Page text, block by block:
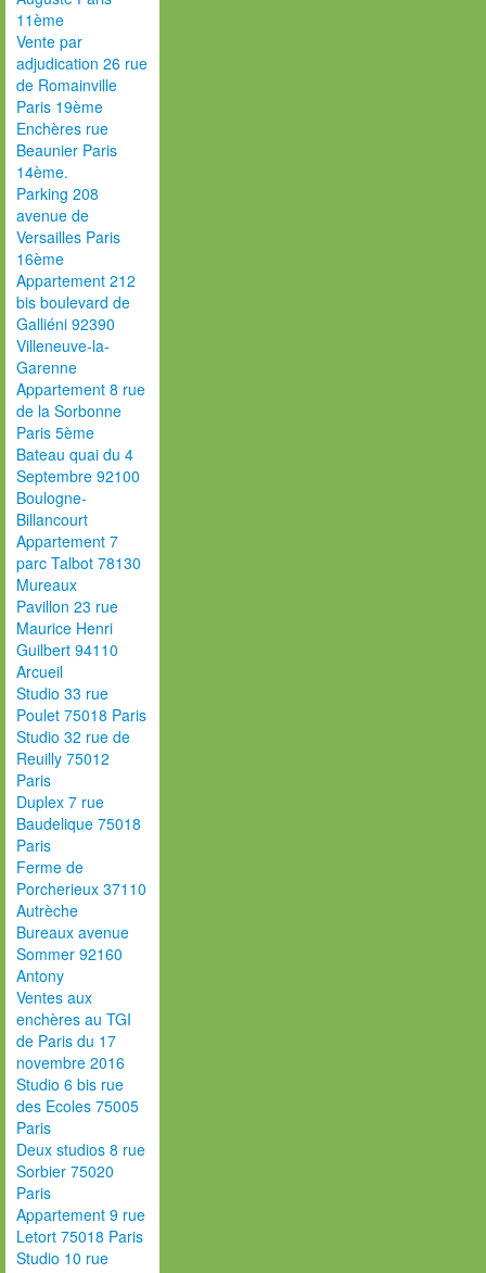
11ème
Vente par
adjudication 26 rue
de Romainville
Paris 19ème
Enchères rue
Beaunier Paris
14ème.
Parking 208
avenue de
Versailles Paris
16ème
Appartement 212
bis boulevard de
Galliéni 92390
Villeneuve-la-
Garenne
Appartement 8 rue
de la Sorbonne
Paris 5ème
Bateau quai du 4
Septembre 92100
Boulogne-
Billancourt
Appartement 7
parc Talbot 78130
Mureaux
Pavillon 23 rue
Maurice Henri
Guilbert 94110
Arcueil
Studio 33 rue
Poulet 75018 Paris
Studio 32 rue de
Reuilly 75012
Paris
Duplex 7 rue
Baudelique 75018
Paris
Ferme de
Porcherieux 37110
Autrèche
Bureaux avenue
Sommer 92160
Antony
Ventes aux
enchères au TGI
de Paris du 17
novembre 2016
Studio 6 bis rue
des Ecoles 75005
Paris
Deux studios 8 rue
Sorbier 75020
Paris
Appartement 9 rue
Letort 75018 Paris
Studio 10 rue